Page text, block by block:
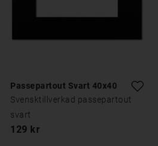
Passepartout Svart 40x40
Svensktillverkad passepartout
svart
129 kr